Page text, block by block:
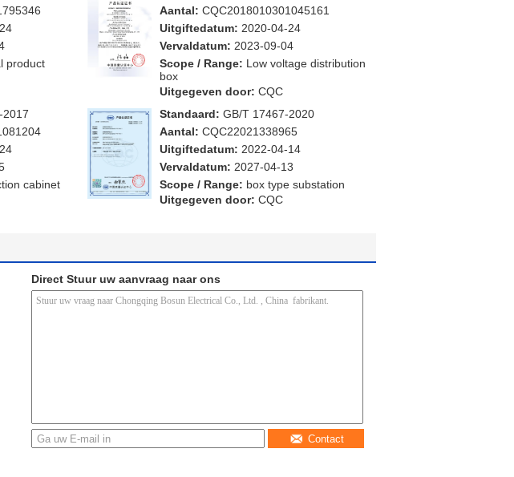
product
Aantal: CQC2018010301045161
Uitgiftedatum: 2020-04-24
Vervaldatum: 2023-09-04
Scope / Range: Low voltage distribution
box
Uitgegeven door: CQC
2017
cabinet
Standaard: GB/T 17467-2020
Aantal: CQC22021338965
Uitgiftedatum: 2022-04-14
Vervaldatum: 2027-04-13
Scope / Range: box type substation
Uitgegeven door: CQC
Direct Stuur uw aanvraag naar ons
Contact